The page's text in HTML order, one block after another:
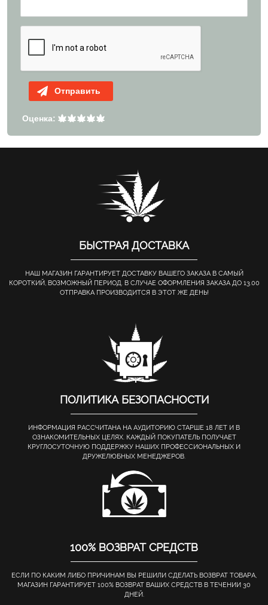
Отправить
Оценка:
БЫСТРАЯ ДОСТАВКА
НАШ МАГАЗИН ГАРАНТИРУЕТ ДОСТАВКУ ВАШЕГО ЗАКАЗА В САМЫЙ
КОРОТКИЙ, ВОЗМОЖНЫЙ ПЕРИОД. В СЛУЧАЕ ОФОРМЛЕНИЯ ЗАКАЗА ДО 13.00
ОТПРАВКА ПРОИЗВОДИТСЯ В ЭТОТ ЖЕ ДЕНЬ!
ПОЛИТИКА БЕЗОПАСНОСТИ
ИНФОРМАЦИЯ РАССЧИТАНА НА АУДИТОРИЮ СТАРШЕ 18 ЛЕТ И В
ОЗНАКОМИТЕЛЬНЫХ ЦЕЛЯХ. КАЖДЫЙ ПОКУПАТЕЛЬ ПОЛУЧАЕТ
КРУГЛОСУТОЧНУЮ ПОДДЕРЖКУ НАШИХ ПРОФЕССИОНАЛЬНЫХ И
ДРУЖЕЛЮБНЫХ МЕНЕДЖЕРОВ.
100% ВОЗВРАТ СРЕДСТВ
ЕСЛИ ПО КАКИМ ЛИБО ПРИЧИНАМ ВЫ РЕШИЛИ СДЕЛАТЬ ВОЗВРАТ ТОВАРА,
МАГАЗИН ГАРАНТИРУЕТ 100% ВОЗВРАТ ВАШИХ СРЕДСТВ В ТЕЧЕНИИ 30
ДНЕЙ.